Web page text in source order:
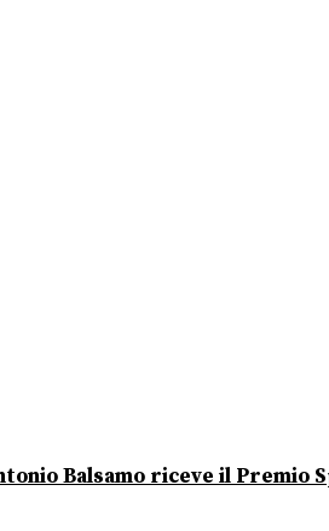
Balsamo riceve il Premio